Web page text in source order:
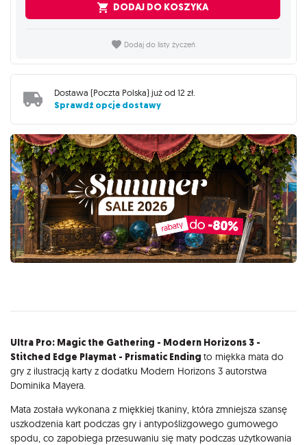
DODAJ DO KOSZYKA
Dodaj do listy życzeń
Dostawa (Poczta Polska) już od 12 zł.
Sprawdź opcje dostawy
Opis
Ultra Pro: Magic the Gathering - Modern Horizons 3 -
Stitched Edge Playmat - Prismatic Ending to miękka mata do
gry z ilustracją karty z dodatku Modern Horizons 3 autorstwa
Dominika Mayera.
Mata została wykonana z miękkiej tkaniny, która zmniejsza szansę
uszkodzenia kart podczas gry i antypoślizgowego gumowego
spodu, co zapobiega przesuwaniu się maty podczas użytkowania